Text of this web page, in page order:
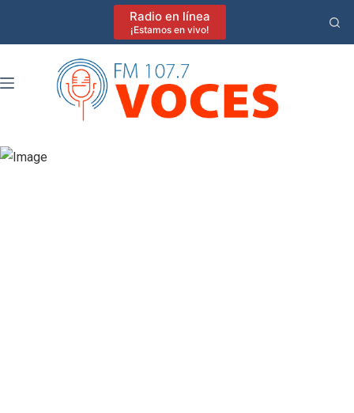
Radio en línea
¡Estamos en vivo!